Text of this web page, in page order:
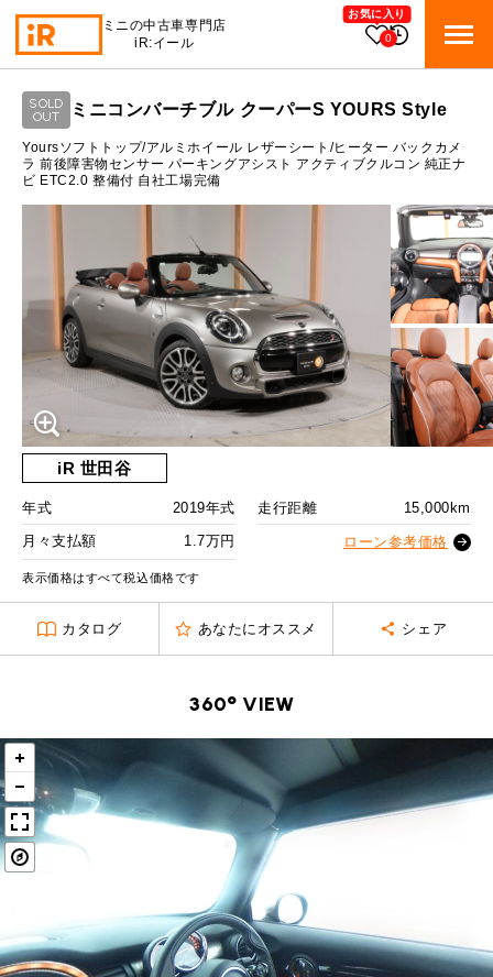
ミニの中古車専門店
iR:イール
お気に入り
0
BMW MINI BMWミニ 在庫検索
ROVER MINI ローバーミニ 在庫検索
TRADE
TOP
iRの買取が他社よりも高い理由
必要書類
iRで愛車を売却されたお客様の声
BMWミニ買取査定依頼
ローバーミニ買取査定依頼
MAINTENANCE メンテナンス
TOP
BMWミニ メンテナンス
ローバーミニ メンテナンス
最近の修理実績
BLOG & MEDIA ブログ＆メディア
TOP
スタッフブログ
User's Voice 購入者様の声
Movie
MINI KNOWLEDGE ミニナレッジ
BMWミニナレッジ
ローバーミニナレッジ
ABOUT iR iRについて
会社概要
MAP
RECRUIT 採用情報
工場
お問い合わせ
サービス工場
iR TECH FACTORY
ROVER MINI
iR MAKERS
TEL
MAP
買取
査定依頼
来店予約
営業時間
10:00～18:00
定休日
月曜日（祝日の場合は火曜日）
月々支払額
382.9 万円
50 万円
支払回数 84 回
ボーナス支払回数/年 2 回
内訳
1回目
2回目以降 24,600 円
ボーナス月追加額 円
残価ローンの場合
総支払額 398.3 万円
頭金
残価
支払回数
内訳
SOLD
OUT
ミニコンバーチブル クーパーS YOURS Style
Yoursソフトトップ/アルミホイール レザーシート/ヒーター バックカメ
ラ 前後障害物センサー パーキングアシスト アクティブクルコン 純正ナ
ビ ETC2.0 整備付 自社工場完備
iR 世田谷
年式 2019年式 走行距離
15,000km
月々支払額
1.7万円 ローン参考価格
表示価格はすべて税込価格です
カタログ あなたにオススメ シェア
360° VIEW